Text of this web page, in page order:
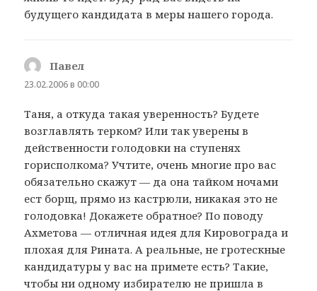
будущего кандидата в меры нашего города.
Павел
23.02.2006 в 00:00
Таня, а откуда такая уверенность? Будете
возглавлять терком? Или так уверены в
действенности голодовки на ступенях
горисполкома? Учтите, очень многие про вас
обязательно скажут — да она тайком ночами
ест борщ, прямо из кастрюли, никакая это не
голодовка! Докажете обратное? По поводу
Ахметова — отличная идея для Кировограда и
плохая для Рината. А реальные, не гротескные
кандидатуры у вас на примете есть? Такие,
чтобы ни одному избирателю не пришла в